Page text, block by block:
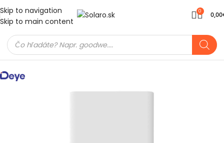
Skip to navigation
Skip to main content
0 0,00
Domov Meniče a batérie On-Grid meniče